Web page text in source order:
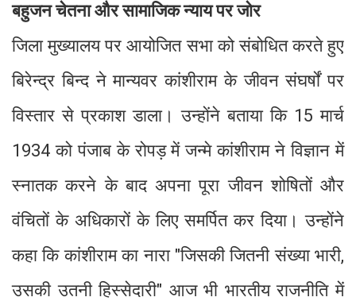
बहुजन चेतना और सामाजिक न्याय पर जोर
जिला मुख्यालय पर आयोजित सभा को संबोधित करते हुए
बिरेन्द्र बिन्द ने मान्यवर कांशीराम के जीवन संघर्षों पर
विस्तार से प्रकाश डाला। उन्होंने बताया कि 15 मार्च
1934 को पंजाब के रोपड़ में जन्मे कांशीराम ने विज्ञान में
स्नातक करने के बाद अपना पूरा जीवन शोषितों और
वंचितों के अधिकारों के लिए समर्पित कर दिया। उन्होंने
कहा कि कांशीराम का नारा "जिसकी जितनी संख्या भारी,
उसकी उतनी हिस्सेदारी" आज भी भारतीय राजनीति में